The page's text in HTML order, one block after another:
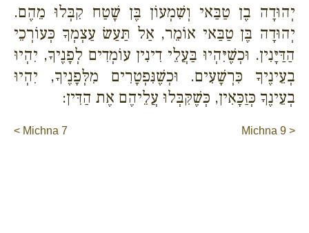
יְהוּדָה בֶן טַבַּאי וְשִׁמְעוֹן בֶּן שָׁטַח קִבְּלוּ מֵהֶם.
יְהוּדָה בֶּן טַבַּאי אוֹמֵר, אַל תַּעַשׂ עַצְמְךָ כְּעוֹרְכֵי
הַדַּיָּנִין. וּכְשֶׁיִּהְיוּ בַּעֲלֵי דִינִין עוֹמְדִים לְפָנֶיךָ, יִהְיוּ
בְעֵינֶיךָ כִּרְשָׁעִים. וּכְשֶׁנִּפְטָרִים מִלְּפָנֶיךָ, יִהְיוּ
בְעֵינֶךָ כְּזַכָּאִין, כְּשֶׁקִּבְּלוּ עֲלֵיהֶם אֶת הַדִּין:
< Michna 7 Michna 9 >